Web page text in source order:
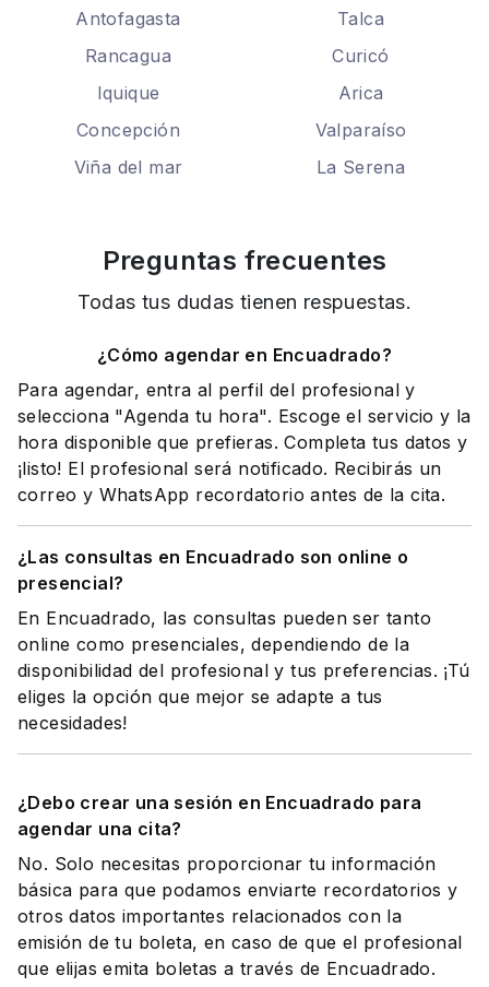
Antofagasta
Talca
Rancagua
Curicó
Iquique
Arica
Concepción
Valparaíso
Viña del mar
La Serena
Preguntas frecuentes
Todas tus dudas tienen respuestas.
¿Cómo agendar en Encuadrado?
Para agendar, entra al perfil del profesional y
selecciona "Agenda tu hora". Escoge el servicio y la
hora disponible que prefieras. Completa tus datos y
¡listo! El profesional será notificado. Recibirás un
correo y WhatsApp recordatorio antes de la cita.
¿Las consultas en Encuadrado son online o
presencial?
En Encuadrado, las consultas pueden ser tanto
online como presenciales, dependiendo de la
disponibilidad del profesional y tus preferencias. ¡Tú
eliges la opción que mejor se adapte a tus
necesidades!
¿Debo crear una sesión en Encuadrado para
agendar una cita?
No. Solo necesitas proporcionar tu información
básica para que podamos enviarte recordatorios y
otros datos importantes relacionados con la
emisión de tu boleta, en caso de que el profesional
que elijas emita boletas a través de Encuadrado.